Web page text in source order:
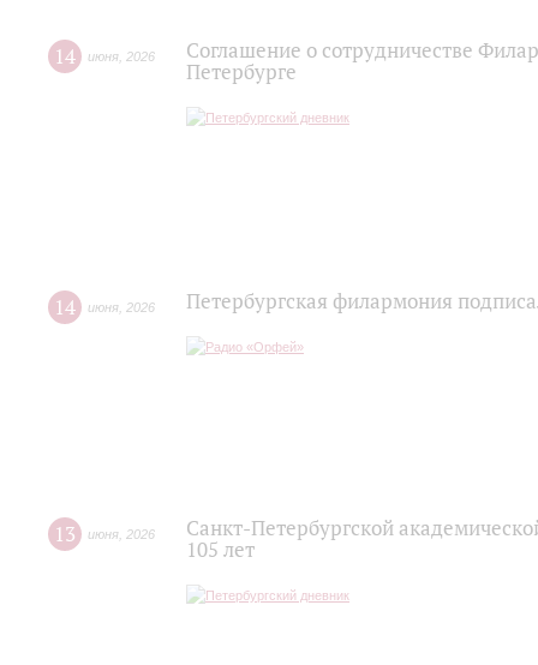
14 июня 2026
Соглашение о сотрудничестве
Петербурге
14 июня 2026 Петербургская филармония
13 июня 2026
Санкт-Петербургской
105 лет